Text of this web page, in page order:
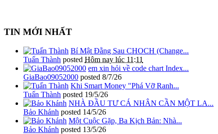
TIN MỚI NHẤT
Bí Mật Đằng Sau CHOCH (Change...
Tuấn Thành posted Hôm nay lúc 11:11
em xin hỏi về code chart Index...
GiaBao09052000 posted 8/7/26
Khi Smart Money "Phá Vỡ Ranh...
Tuấn Thành posted 19/5/26
NHÀ ĐẦU TƯ CÁ NHÂN CẦN MỘT LA...
Bảo Khánh posted 14/5/26
Một Cuộc Gặp, Ba Kịch Bản: Nhà...
Bảo Khánh posted 13/5/26